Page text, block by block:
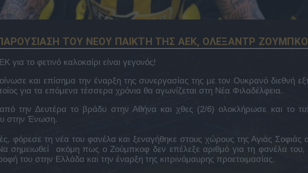
ΤΟΥ ΝΕΟΥ ΠΑΙΚΤΗ ΤΗΣ ΑΕΚ, ΟΛΕΞΑΝΤΡ
το φετινό καλοκαίρι είναι γεγονός!
και επίσημα την έναρξη της συνεργασίας της με τον Ουκρανό διεθνή
για τα επόμενα τέσσερα χρόνια θα αγωνίζεται στη Νέα Φιλαδέλφεια.
την Δευτέρα το βράδυ στην Αθήνα και χθες (2/6) ολοκλήρωσε και το
στην Ένωση.
φόρεσε τη νέα του φανέλα και ξεναγήθηκε στους χώρους της Αγιάς Σοφιάς
σημειωθεί ακόμη πως ο Ζούμπκοφ δεν επέλεξε αριθμό για τη φανέλα του,
του στην Ελλάδα και την έναρξη της κιτρινόμαυρης προετοιμασίας.